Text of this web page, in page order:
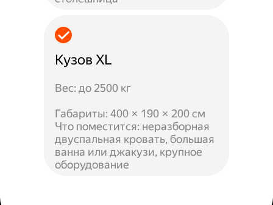
Кузов XL
Вес: до 2500 кг
Габариты: 400 × 190 × 200 см
Что поместится: неразборная
двуспальная кровать, большая
ванна или джакузи, крупное
оборудование